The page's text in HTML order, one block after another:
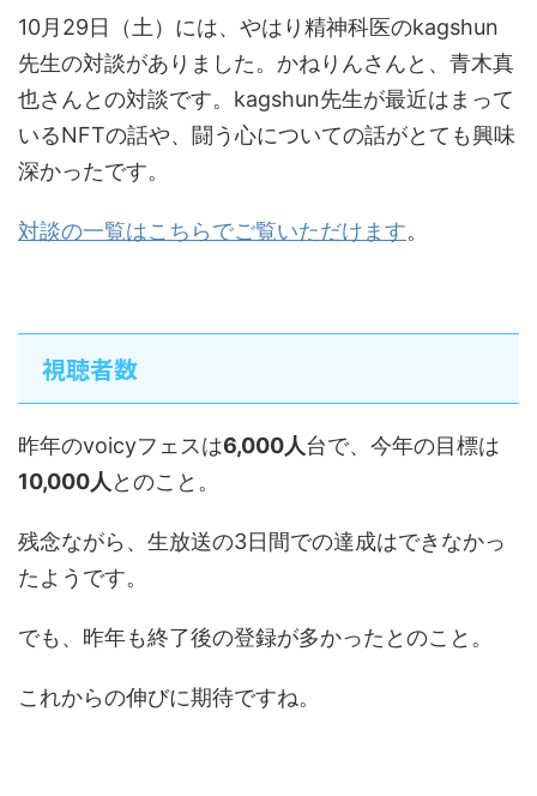
10月29日（土）には、やはり精神科医のkagshun
先生の対談がありました。かねりんさんと、青木真
也さんとの対談です。kagshun先生が最近はまって
いるNFTの話や、闘う心についての話がとても興味
深かったです。
対談の一覧はこちらでご覧いただけます。
視聴者数
昨年のvoicyフェスは6,000人台で、今年の目標は
10,000人 とのこと。
残念ながら、生放送の3日間での達成はできなかっ
たようです。
でも、昨年も終了後の登録が多かったとのこと。
これからの伸びに期待ですね。